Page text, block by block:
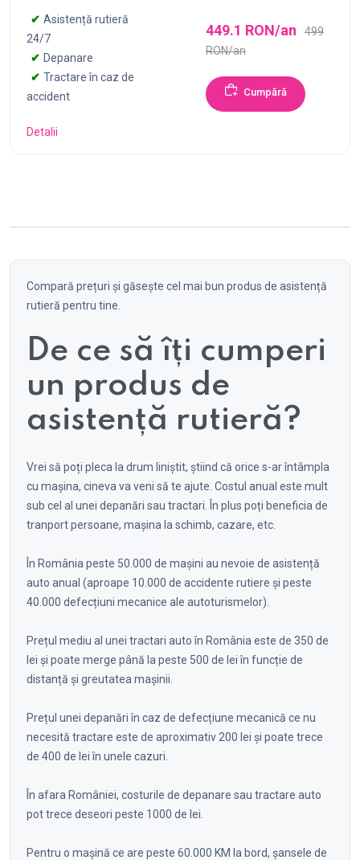
Asistență rutieră
24/7
Depanare
Tractare în caz de
accident
Detalii
449.1 RON/an
499
RON/an
Cumpără
Compară prețuri și găsește cel mai bun produs de asistență
rutieră pentru tine.
De ce să îți cumperi
un produs de
asistență rutieră?
Vrei să poți pleca la drum liniștit, știind că orice s-ar întâmpla
cu mașina, cineva va veni să te ajute. Costul anual este mult
sub cel al unei depanări sau tractari. În plus poți beneficia de
tranport persoane, mașina la schimb, cazare, etc.
n România peste 50.000 de mașini au nevoie de asistență
auto anual (aproape 10.000 de accidente rutiere și peste
40.000 defecțiuni mecanice ale autoturismelor).
Prețul mediu al unei tractari auto în România este de 350 de
lei și poate merge până la peste 500 de lei în funcție de
distanță și greutatea mașinii.
Prețul unei depanări în caz de defecțiune mecanică ce nu
necesită tractare este de aproximativ 200 lei și poate trece
de 400 de lei în unele cazuri.
n afara României, costurile de depanare sau tractare auto
pot trece deseori peste 1000 de lei.
Pentru o mașină ce are peste 60.000 KM la bord, șansele de